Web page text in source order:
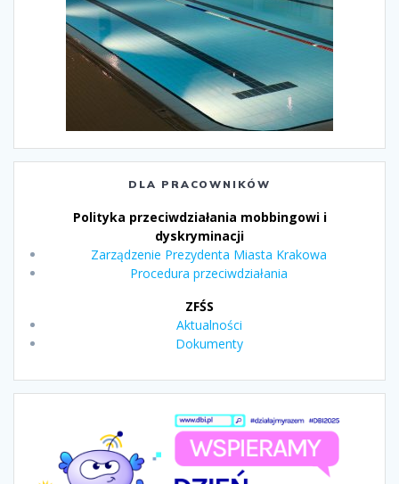
DLA PRACOWNIKÓW
Polityka przeciwdziałania mobbingowi i
dyskryminacji
Zarządzenie Prezydenta Miasta Krakowa
Procedura przeciwdziałania
ZFŚS
Aktualności
Dokumenty